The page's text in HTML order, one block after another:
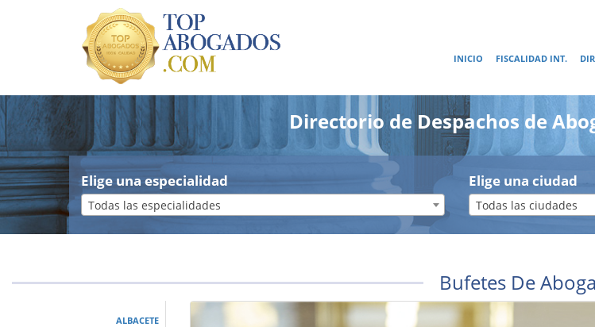
INICIO FISCALIDAD INT.
Directorio de Despachos de
Elige una especialidad
Todas las especialidades
Elige una ciudad
Todas las ciudades
Bufetes De
ALBACETE